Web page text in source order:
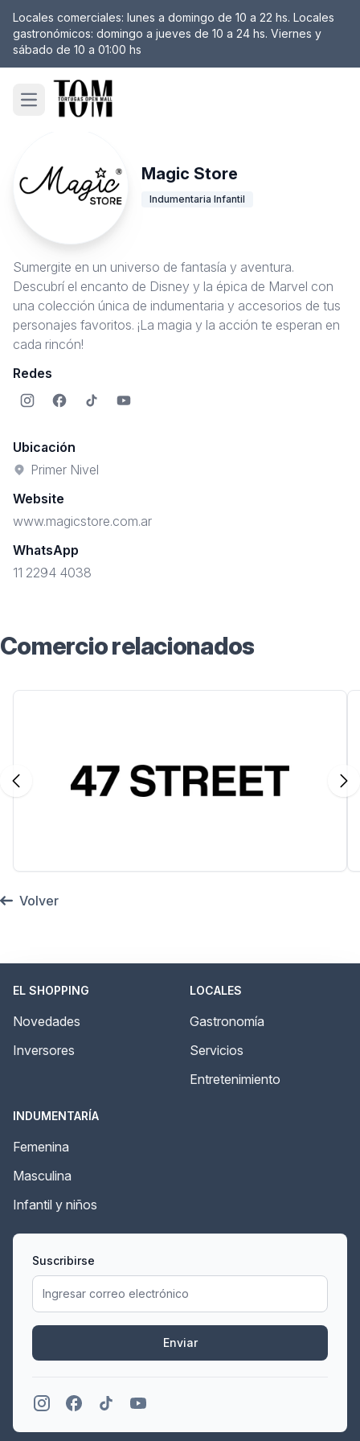
Locales comerciales: lunes a domingo de 10 a 22 hs. Locales
gastronómicos: domingo a jueves de 10 a 24 hs. Viernes y
sábado de 10 a 01:00 hs
Open main menu
Magic Store
Indumentaria Infantil
Sumergite en un universo de fantasía y aventura.
Descubrí el encanto de Disney y la épica de Marvel con
una colección única de indumentaria y accesorios de tus
personajes favoritos. ¡La magia y la acción te esperan en
cada rincón!
Redes
Ubicación
Primer Nivel
Website
www.magicstore.com.ar
WhatsApp
11 2294 4038
Comercio relacionados
Volver
EL SHOPPING
Novedades
Inversores
LOCALES
Gastronomía
Servicios
Entretenimiento
INDUMENTARÍA
Femenina
Masculina
Infantil y niños
Suscribirse
Enviar